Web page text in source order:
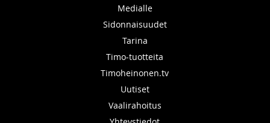
Medialle
Sidonnaisuudet
Tarina
Timo-tuotteita
Timoheinonen.tv
Uutiset
Vaalirahoitus